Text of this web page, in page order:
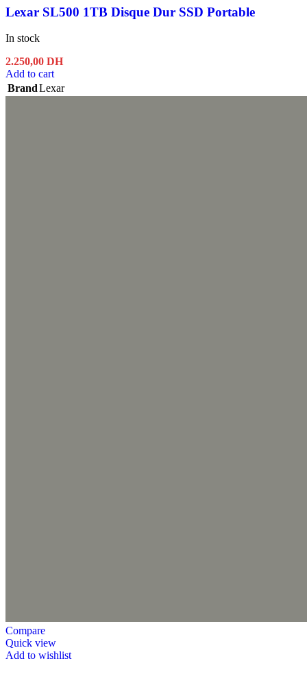
Lexar SL500 1TB Disque Dur SSD Portable
In stock
2.250,00 DH
Add to cart
BrandLexar
Compare
Quick view
Add to wishlist